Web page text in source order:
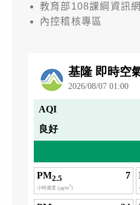
教育部108課綱資訊網
內控稽核專區